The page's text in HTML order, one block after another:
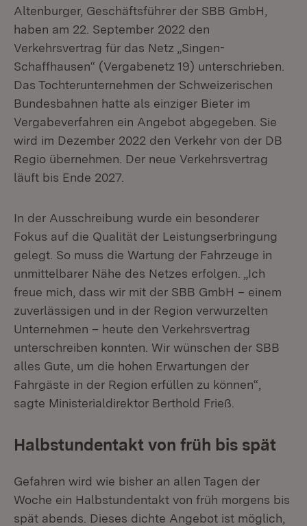
Altenburger, Geschäftsführer der SBB GmbH,
haben am 22. September 2022 den
Verkehrsvertrag für das Netz „Singen-
Schaffhausen“ (Vergabenetz 19) unterschrieben.
Das Tochterunternehmen der Schweizerischen
Bundesbahnen hatte als einziger Bieter im
Vergabeverfahren ein Angebot abgegeben. Sie
wird im Dezember 2022 den Verkehr von der DB
Regio übernehmen. Der neue Verkehrsvertrag
läuft bis Ende 2027.
In der Ausschreibung wurde ein besonderer
Fokus auf die Qualität der Leistungserbringung
gelegt. So muss die Wartung der Fahrzeuge in
unmittelbarer Nähe des Netzes erfolgen. „Ich
freue mich, dass wir mit der SBB GmbH – einem
zuverlässigen und in der Region verwurzelten
Unternehmen – heute den Verkehrsvertrag
unterschreiben konnten. Wir wünschen der SBB
alles Gute, um die hohen Erwartungen der
Fahrgäste in der Region erfüllen zu können“,
sagte Ministerialdirektor Berthold Frieß.
Halbstundentakt von früh bis spät
Gefahren wird wie bisher an allen Tagen der
Woche ein Halbstundentakt von früh morgens bis
spät abends. Dieses dichte Angebot ist möglich,